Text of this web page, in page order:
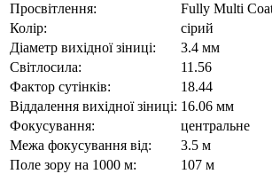
Просвітлення:
Fully Multi
Колір:
сірий
Діаметр вихідної зіниці:
3.4 мм
Світлосила:
11.56
Фактор сутінків:
18.44
Віддалення вихідної зіниці: 16.06 мм
Фокусування:
центральне
Межа фокусування від:
3.5 м
Поле зору на 1000 м:
107 м